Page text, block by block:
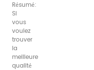
Résumé:
Si
vous
voulez
trouver
la
meilleure
qualité